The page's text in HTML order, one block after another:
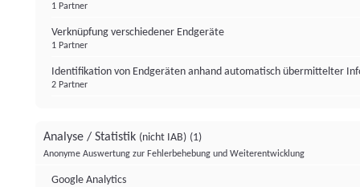
1 Partner
Verknüpfung verschiedener Endgeräte
1 Partner
Identifikation von Endgeräten anhand automatisch übermittelter
2 Partner
Analyse / Statistik (nicht IAB) (1)
Anonyme Auswertung zur Fehlerbehebung und Weiterentwicklung
Google Analytics
Institutional Money
ImpressumDatenschutzerklärung